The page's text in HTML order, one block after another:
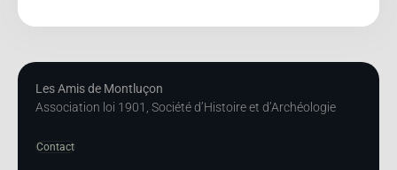
Les Amis de Montluçon
Association loi 1901, Société d’Histoire et d’Archéologie
Contact